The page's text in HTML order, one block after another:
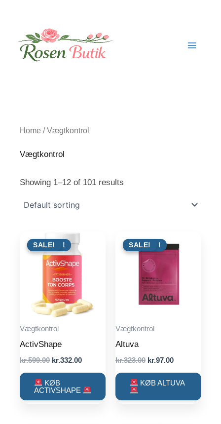
content
Home / Vægtkontrol
Vægtkontrol
Showing 1–12 of 101 results
TILBUD !
SALE!
Vægtkontrol
ActivShape
kr.599.00 Original
was:
kr.599.00.
kr.332.00Current
kr.332.00.
KØB
ACTIVSHAPE
TILBUD !
SALE!
Vægtkontrol
Altuva
kr.323.00 Original
was:
kr.97.00Current
is:
KØB ALTUVA